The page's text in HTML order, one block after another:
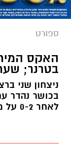
ספורט
האקס
בטרנר;
ניצחון שני
בכושר נהדר
לאחר 0-2 על מכבי נתניה